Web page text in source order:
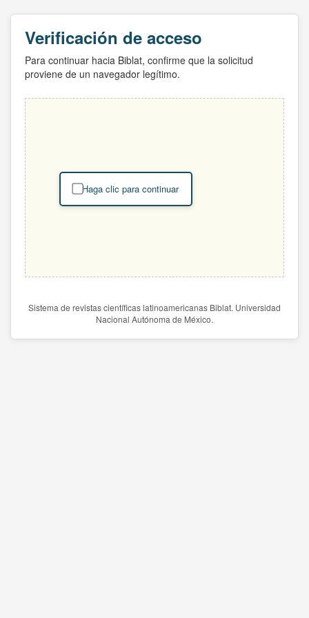
Verificación de acceso
Para continuar hacia Biblat, confirme que la solicitud
proviene de un navegador legítimo.
Haga clic para continuar
Sistema de revistas científicas latinoamericanas Biblat. Universidad
Nacional Autónoma de México.